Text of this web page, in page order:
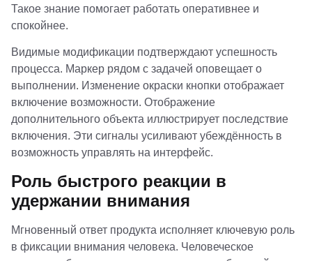
Такое знание помогает работать оперативнее и
спокойнее.
Видимые модификации подтверждают успешность
процесса. Маркер рядом с задачей оповещает о
выполнении. Изменение окраски кнопки отображает
включение возможности. Отображение
дополнительного объекта иллюстрирует последствие
включения. Эти сигналы усиливают убеждённость в
возможность управлять на интерфейс.
Роль быстрого реакции в
удержании внимания
Мгновенный ответ продукта исполняет ключевую роль
в фиксации внимания человека. Человеческое